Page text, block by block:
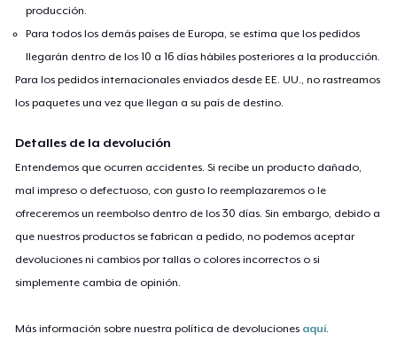
producción.
Para todos los demás países de Europa, se estima que los pedidos
llegarán dentro de los 10 a 16 días hábiles posteriores a la producción.
Para los pedidos internacionales enviados desde EE. UU., no rastreamos
los paquetes una vez que llegan a su país de destino.
Detalles de la devolución
Entendemos que ocurren accidentes. Si recibe un producto dañado,
mal impreso o defectuoso, con gusto lo reemplazaremos o le
ofreceremos un reembolso dentro de los 30 días. Sin embargo, debido a
que nuestros productos se fabrican a pedido, no podemos aceptar
devoluciones ni cambios por tallas o colores incorrectos o si
simplemente cambia de opinión.
Más información sobre nuestra política de devoluciones aquí